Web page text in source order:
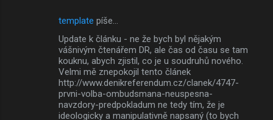
template píše…
Update k článku - ne že bych byl nějakým
vášnivým čtenářem DR, ale čas od času se tam
kouknu, abych zjistil, co je u soudruhů nového.
Velmi mě znepokojil tento článek
http://www.denikreferendum.cz/clanek/4747-
prvni-volba-ombudsmana-neuspesna-
navzdory-predpokladum ne tedy tím, že je
ideologicky a manipulativně napsaný (to bych